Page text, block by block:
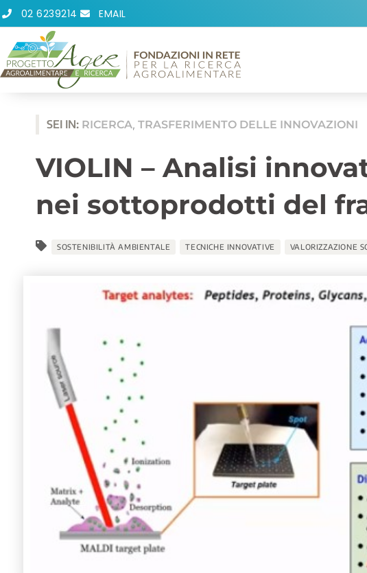
Vai
contenuto
02 6239214 EMAIL
SEI IN: RICERCA, TRASFERIMENTO DELLE INNOVAZIONI
VIOLIN – Analisi
nei sottoprodotti del
SOSTENIBILITÀ AMBIENTALE TECNICHE INNOVATIVE VALORIZZAZIONE